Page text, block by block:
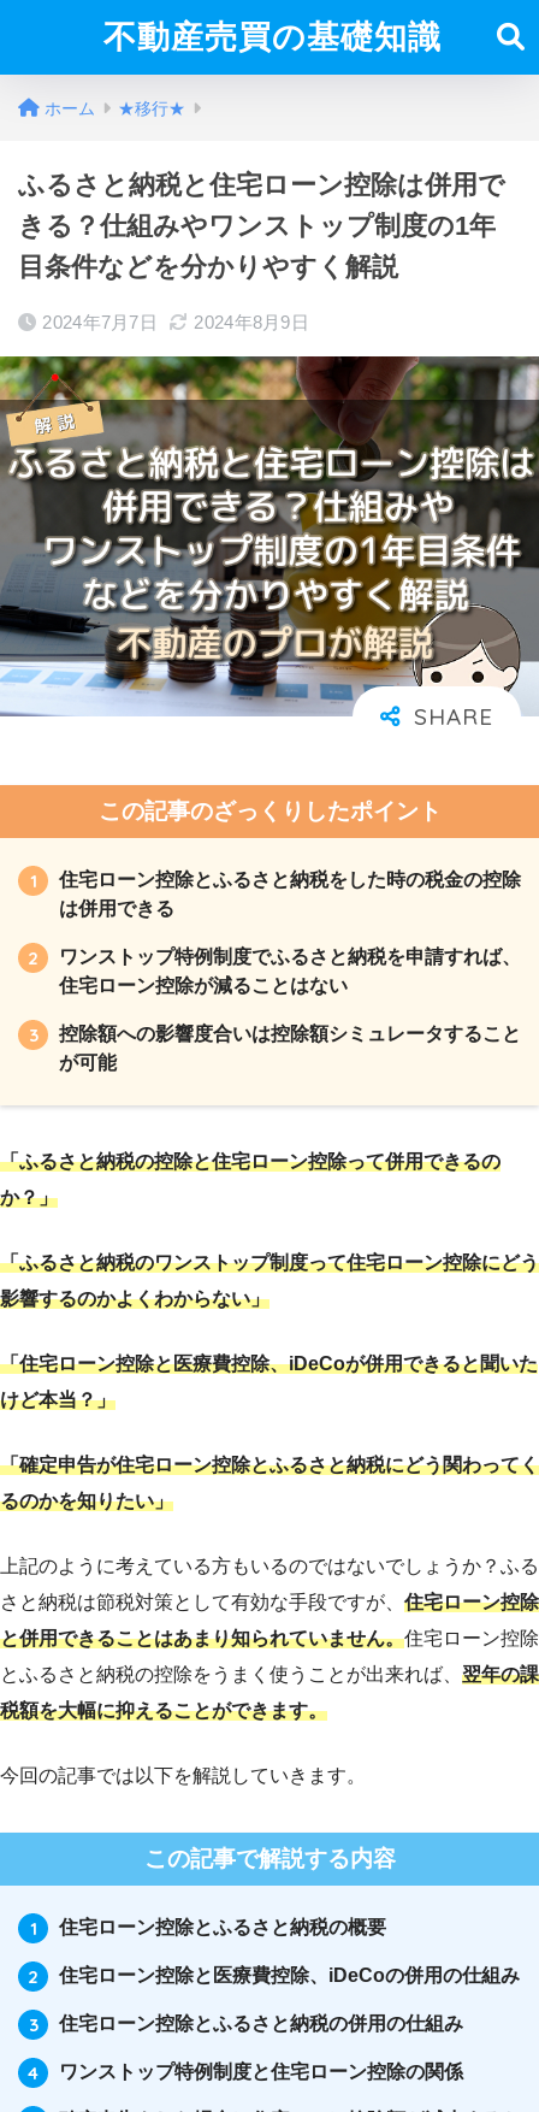
不動産売買の基礎知識
ホーム ★移行★
ふるさと納税と住宅ローン控除は併用で
きる？仕組みやワンストップ制度の1年
目条件などを分かりやすく解説
2024年7月7日 2024年8月9日
この記事のざっくりしたポイント
住宅ローン控除とふるさと納税をした時の税金の控除
は併用できる
ワンストップ特例制度でふるさと納税を申請すれば、
住宅ローン控除が減ることはない
控除額への影響度合いは控除額シミュレータすること
が可能
「ふるさと納税の控除と住宅ローン控除って併用できるの
か？」
「ふるさと納税のワンストップ制度って住宅ローン控除にどう
影響するのかよくわからない」
「住宅ローン控除と医療費控除、iDeCoが併用できると聞いた
けど本当？」
「確定申告が住宅ローン控除とふるさと納税にどう関わってく
るのかを知りたい」
上記のように考えている方もいるのではないでしょうか？ふる
さと納税は節税対策として有効な手段ですが、 住宅ローン控除
と併用できることはあまり知られていません。住宅ローン控除
とふるさと納税の控除をうまく使うことが出来れば、 翌年の課
税額を大幅に抑えることができます。
今回の記事では以下を解説していきます。
この記事で解説する内容
住宅ローン控除とふるさと納税の概要
住宅ローン控除と医療費控除、iDeCoの併用の仕組み
住宅ローン控除とふるさと納税の併用の仕組み
ワンストップ特例制度と住宅ローン控除の関係